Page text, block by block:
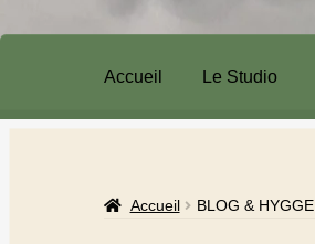
Accueil Le Studio
Accueil BLOG & HYGGE